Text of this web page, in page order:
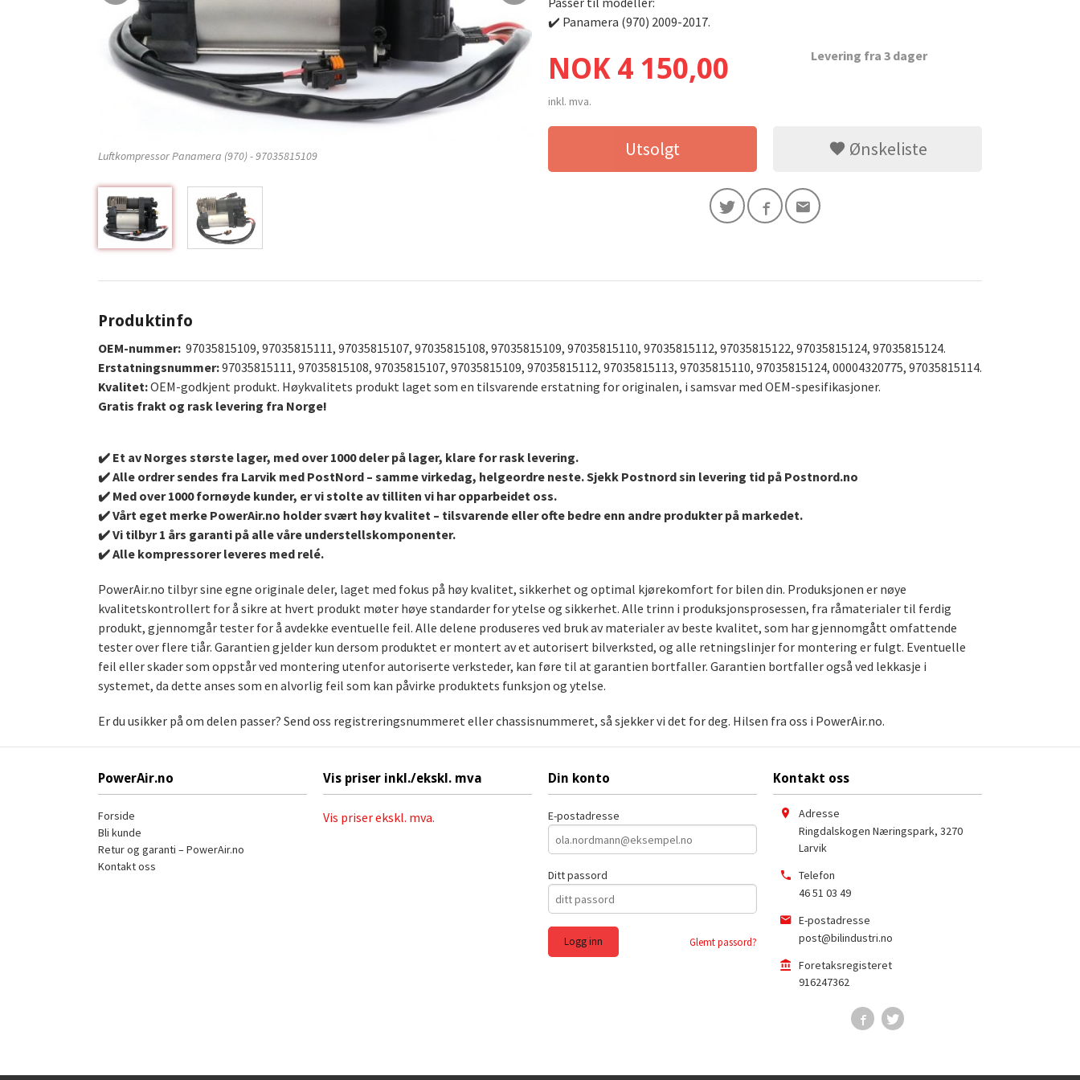
Luftkompressor Panamera (970) - 97035815109
Luftkompressor Panamera (970) - 97035815109
✔️ Panamera (970) 2009-2017.
Pris
NOK 4 150,00
inkl. mva.
Levering fra 3 dager
Utsolgt Ønskeliste
Produktinfo
OEM-nummer: 97035815109, 97035815111, 97035815107, 97035815108, 97035815109, 97035815110, 97035815112, 97035815122, 97035815124, 97035815124.
Erstatningsnummer:97035815111, 97035815108, 97035815107, 97035815109, 97035815112, 97035815113, 97035815110, 97035815124, 00004320775, 97035815114.
Kvalitet:OEM-godkjent produkt. Høykvalitets produkt laget som en tilsvarende erstatning for originalen, i samsvar med OEM-spesifikasjoner.
Gratis frakt og rask levering fra Norge!
✔️ Et av Norges største lager, med over 1000 deler på lager, klare for rask levering.
✔️ Alle ordrer sendes fra Larvik med PostNord – samme virkedag, helgeordre neste. Sjekk Postnord sin levering tid på Postnord.no
✔️ Med over 1000 fornøyde kunder, er vi stolte av tilliten vi har opparbeidet oss.
✔️ Vårt eget merke PowerAir.no holder svært høy kvalitet – tilsvarende eller ofte bedre enn andre produkter på markedet.
✔️ Vi tilbyr 1 års garanti på alle våre understellskomponenter.
✔️ Alle kompressorer leveres med relé.
PowerAir.no tilbyr sine egne originale deler, laget med fokus på høy kvalitet, sikkerhet og optimal kjørekomfort for bilen din. Produksjonen er nøye
kvalitetskontrollert for å sikre at hvert produkt møter høye standarder for ytelse og sikkerhet. Alle trinn i produksjonsprosessen, fra råmaterialer til ferdig
produkt, gjennomgår tester for å avdekke eventuelle feil. Alle delene produseres ved bruk av materialer av beste kvalitet, som har gjennomgått omfattende
tester over flere tiår. Garantien gjelder kun dersom produktet er montert av et autorisert bilverksted, og alle retningslinjer for montering er fulgt. Eventuelle
feil eller skader som oppstår ved montering utenfor autoriserte verksteder, kan føre til at garantien bortfaller. Garantien bortfaller også ved lekkasje i
systemet, da dette anses som en alvorlig feil som kan påvirke produktets funksjon og ytelse.
Er du usikker på om delen passer? Send oss registreringsnummeret eller chassisnummeret, så sjekker vi det for deg. Hilsen fra oss i PowerAir.no.
PowerAir.no
Forside
Bli kunde
Retur og garanti – PowerAir.no
Kontakt oss
Vis priser inkl./ekskl. mva
Vis priser ekskl. mva.
Din konto
E-postadresse
Ditt passord
Glemt passord?
Kontakt oss
Adresse
Ringdalskogen Næringspark, 3270
Larvik
Telefon
46 51 03 49
E-postadresse
post@bilindustri.no
Foretaksregisteret
916247362